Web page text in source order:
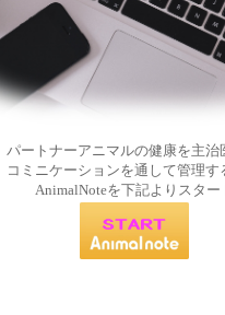
パートナーアニマルの健康を主治
コミニケーションを通して管理す
AnimalNoteを下記よりスター